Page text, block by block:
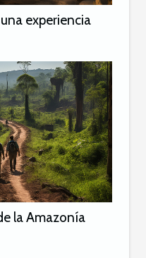
experiencia
la Amazonía